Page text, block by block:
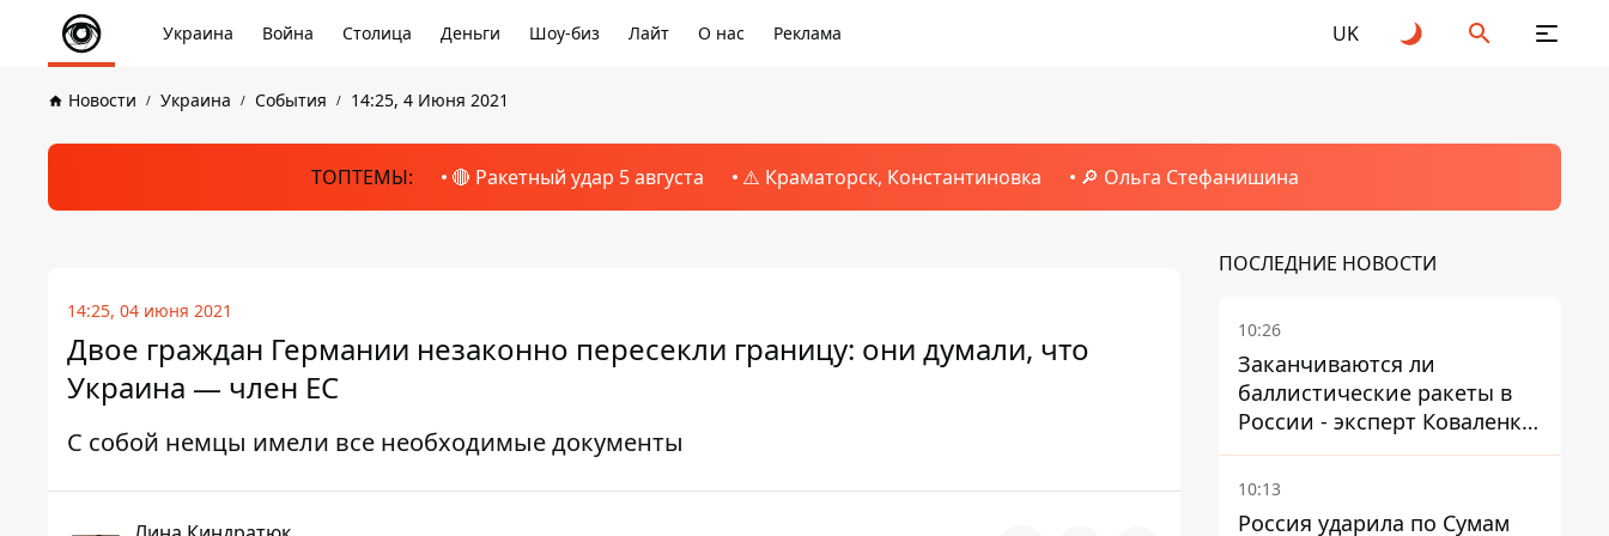
Украина Война Столица Деньги Шоу-биз Лайт О нас Реклама UK
Новости Украина События 14:25, 4 Июня 2021
ТОПТЕМЫ: 🔴 Ракетный удар 5 августа ⚠️ Краматорск, Константиновка 🔎 Ольга Стефанишина
14:25, 04 июня 2021
Двое граждан Германии незаконно пересекли границу: они думали, что
Украина — член ЕС
С собой немцы имели все необходимые документы
ПОСЛЕДНИЕ НОВОСТИ
10:26
Заканчиваются ли
баллистические ракеты в
России - эксперт Коваленко
дал ответ, который вряд ли
понравится украинцам
10:13
Россия ударила по Сумам